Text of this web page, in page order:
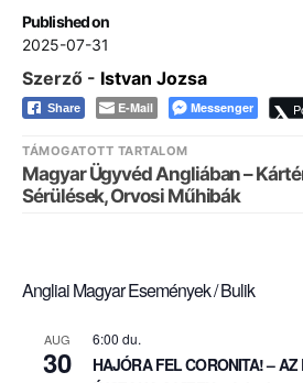
Published on
2025-07-31
Szerző - Istvan Jozsa
Share E-Mail Messenger
TÁMOGATOTT TARTALOM
Magyar Ügyvéd Angliában –
Sérülések, Orvosi Műhibák
Angliai Magyar Események / Bulik
AUG
30
6:00 du.
HAJÓRA FEL CORONITA! – AZ